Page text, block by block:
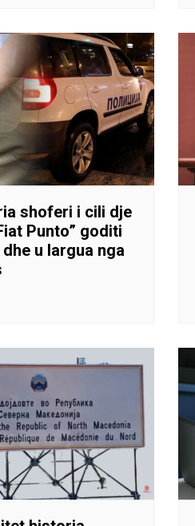
shoferi i cili dje
Punto” goditi
u largua nga